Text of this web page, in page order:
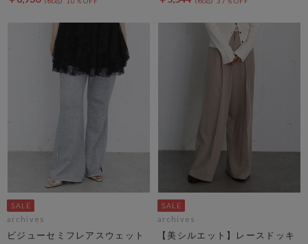
archives
ビジューセミフレアスウェット
archives
【美シルエット】レースドッキ